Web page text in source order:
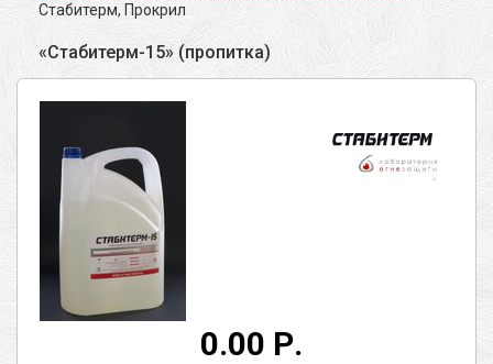
Стабитерм, Прокрил
«Стабитерм-15» (пропитка)
0.00 Р.